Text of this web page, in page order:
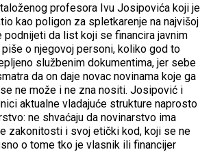
profesora Ivu Josipovića koji je
kao poligon za spletkarenje na najvišoj
podnijeti da list koji se financira javnim
o njegovoj personi, koliko god to
službenim dokumentima, jer sebe
da on daje novac novinama koje ga
ne može i ne zna nositi. Josipović i
aktualne vladajuće strukture naprosto
ne shvaćaju da novinarstvo ima
zakonitosti i svoj etički kod, koji se ne
o tome tko je vlasnik ili financijer